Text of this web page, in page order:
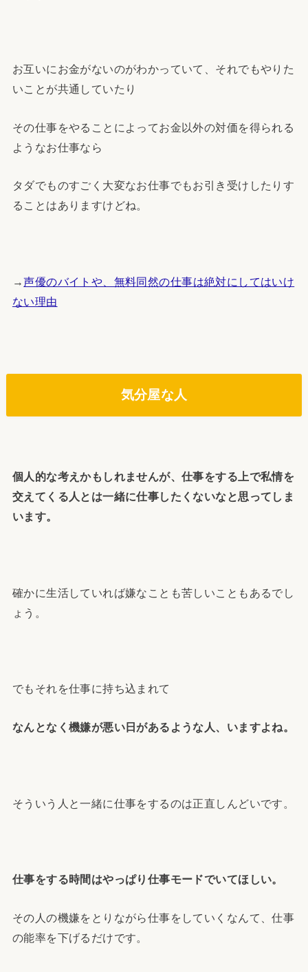
お互いにお金がないのがわかっていて、それでもやりた
いことが共通していたり
その仕事をやることによってお金以外の対価を得られる
ようなお仕事なら
タダでものすごく大変なお仕事でもお引き受けしたりす
ることはありますけどね。
→声優のバイトや、無料同然の仕事は絶対にしてはいけ
ない理由
気分屋な人
個人的な考えかもしれませんが、仕事をする上で私情を
交えてくる人とは一緒に仕事したくないなと思ってしま
います。
確かに生活していれば嫌なことも苦しいこともあるでし
ょう。
でもそれを仕事に持ち込まれて
なんとなく機嫌が悪い日があるような人、いますよね。
そういう人と一緒に仕事をするのは正直しんどいです。
仕事をする時間はやっぱり仕事モードでいてほしい。
その人の機嫌をとりながら仕事をしていくなんて、仕事
の能率を下げるだけです。